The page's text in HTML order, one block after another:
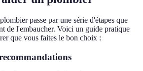
passe par une série d'étapes que
de l'embaucher. Voici un guide pratique
que vous faites le bon choix :